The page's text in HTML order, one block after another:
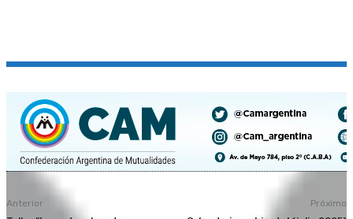
Anterior
Próximo